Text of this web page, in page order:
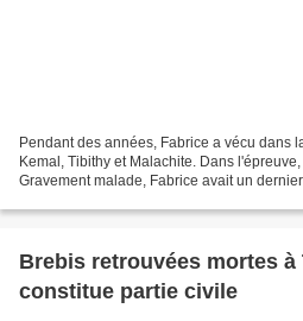
Pendant des années, Fabrice a vécu dans
Kemal, Tibithy et Malachite. Dans
Gravement malade, Fabrice avait un
Brebis retrouvées mortes à
constitue partie civile